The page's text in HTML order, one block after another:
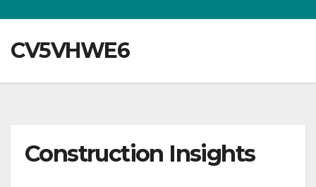
CV5VHWE6
Construction Insights